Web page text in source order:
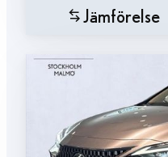
Jämförelse